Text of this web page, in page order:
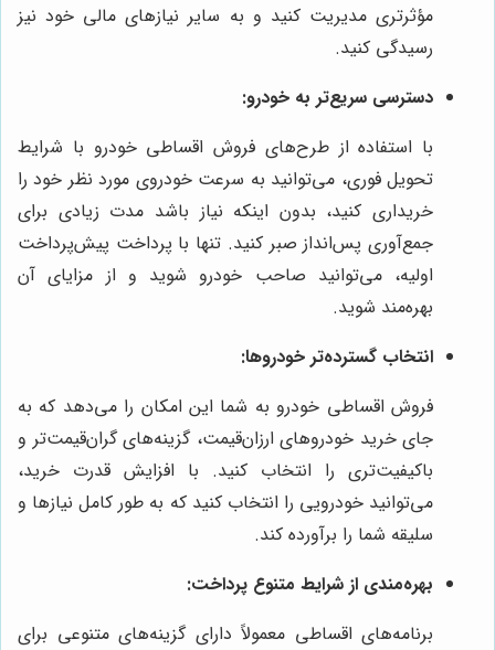
مؤثرتری مدیریت کنید و به سایر نیازهای مالی خود نیز
رسیدگی کنید.
دسترسی سریع‌تر به خودرو:
با استفاده از طرح‌های فروش اقساطی خودرو با شرایط
تحویل فوری، می‌توانید به سرعت خودروی مورد نظر خود را
خریداری کنید، بدون اینکه نیاز باشد مدت زیادی برای
جمع‌آوری پس‌انداز صبر کنید. تنها با پرداخت پیش‌پرداخت
اولیه، می‌توانید صاحب خودرو شوید و از مزایای آن
بهره‌مند شوید.
انتخاب گسترده‌تر خودروها:
فروش اقساطی خودرو به شما این امکان را می‌دهد که به
جای خرید خودروهای ارزان‌قیمت، گزینه‌های گران‌قیمت‌تر و
باکیفیت‌تری را انتخاب کنید. با افزایش قدرت خرید،
می‌توانید خودرویی را انتخاب کنید که به طور کامل نیازها و
سلیقه شما را برآورده کند.
بهره‌مندی از شرایط متنوع پرداخت:
برنامه‌های اقساطی معمولاً دارای گزینه‌های متنوعی برای